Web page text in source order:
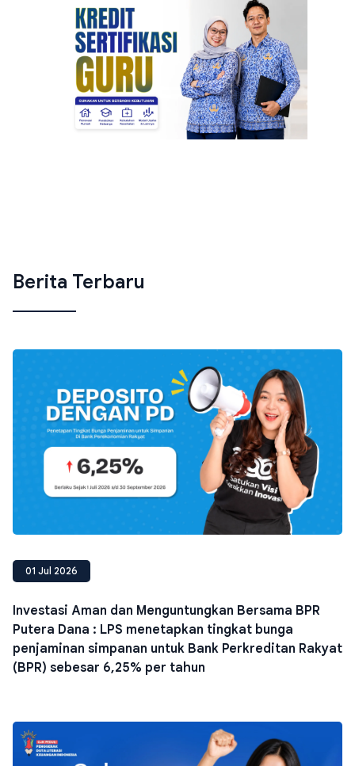
Berita Terbaru
01 Jul 2026
Investasi Aman dan Menguntungkan Bersama BPR
Putera Dana : LPS menetapkan tingkat bunga
penjaminan simpanan untuk Bank Perkreditan Rakyat
(BPR) sebesar 6,25% per tahun